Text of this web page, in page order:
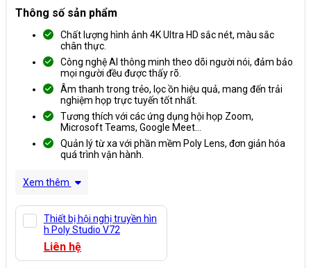
Thông số sản phẩm
Chất lượng hình ảnh 4K Ultra HD sắc nét, màu sắc
chân thực.
Công nghệ AI thông minh theo dõi người nói, đảm bảo
mọi người đều được thấy rõ.
Âm thanh trong trẻo, lọc ồn hiệu quả, mang đến trải
nghiệm họp trực tuyến tốt nhất.
Tương thích với các ứng dụng hội họp Zoom,
Microsoft Teams, Google Meet…
Quản lý từ xa với phần mềm Poly Lens, đơn giản hóa
quá trình vận hành.
Xem thêm
Thiết bị hội nghị truyền hìn
h Poly Studio V72
Liên hệ